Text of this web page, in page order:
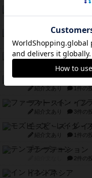
紹介文あり 2件の
ガルフストライク
紹介文あり 1件の
クルティボ
紹介文なし 1件の
1809
紹介文あり 1件の
ファースト・イン
紹介文あり 3件の
モズビ－ズ・レイ
紹介文あり 1件の
テンプテーション
2件の
インドネシア